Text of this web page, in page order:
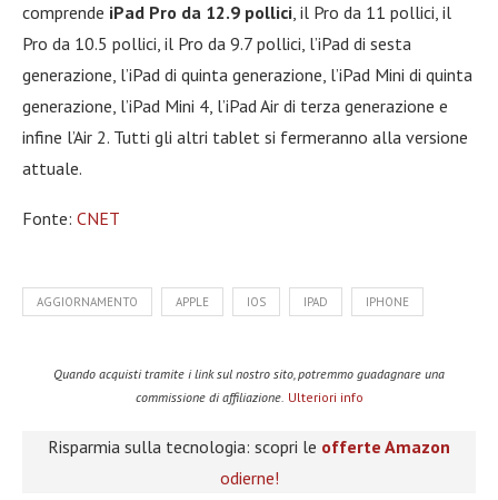
comprende iPad Pro da 12.9 pollici, il Pro da 11 pollici, il
Pro da 10.5 pollici, il Pro da 9.7 pollici, l’iPad di sesta
generazione, l’iPad di quinta generazione, l’iPad Mini di quinta
generazione, l’iPad Mini 4, l’iPad Air di terza generazione e
infine l’Air 2. Tutti gli altri tablet si fermeranno alla versione
attuale.
Fonte: CNET
AGGIORNAMENTO APPLE IOS IPAD IPHONE
Quando acquisti tramite i link sul nostro sito, potremmo guadagnare una
commissione di affiliazione. Ulteriori info
Risparmia sulla tecnologia: scopri le offerte Amazon
odierne!